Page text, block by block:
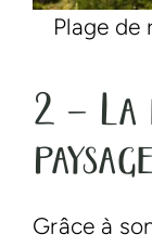
Plage
2 –
Grâce à